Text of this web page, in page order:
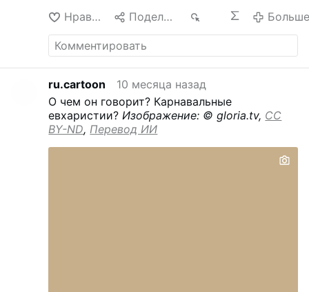
Нравится Поделиться
ru.cartoon
10 месяца назад
О чем он говорит? Карнавальные
евхаристии? Изображение: © gloria.tv, CC
BY-ND, Перевод ИИ